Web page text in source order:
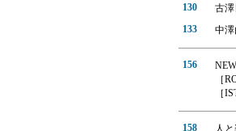
130
古
133
中澤
156
［
［
158 人